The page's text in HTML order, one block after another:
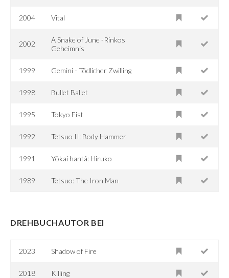
2004 Vital
2002
A Snake of June -Rinkos
Geheimnis
1999 Gemini - Tödlicher Zwilling
1998 Bullet Ballet
1995 Tokyo Fist
1992 Tetsuo II: Body Hammer
1991 Yôkai hantâ: Hiruko
1989 Tetsuo: The Iron Man
DREHBUCHAUTOR BEI
2023 Shadow of Fire
2018 Killing